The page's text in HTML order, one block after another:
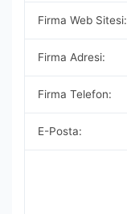
Firma Web Sitesi:
Firma Adresi:
Firma Telefon:
E-Posta: